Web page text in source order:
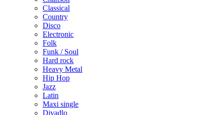
Classical
Country
Disco
Electronic
Folk
Funk / Soul
Hard rock
Heavy Metal
Hip Hop
Jazz
Latin
Maxi single
Divadlo